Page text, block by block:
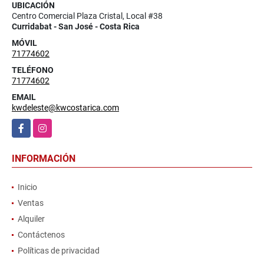
UBICACIÓN
Centro Comercial Plaza Cristal, Local #38
Curridabat - San José - Costa Rica
MÓVIL
71774602
TELÉFONO
71774602
EMAIL
kwdeleste@kwcostarica.com
FacebookInstagram
INFORMACIÓN
Inicio
Ventas
Alquiler
Contáctenos
Políticas de privacidad